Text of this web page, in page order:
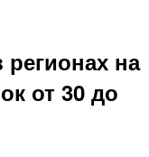
на
от 30 до